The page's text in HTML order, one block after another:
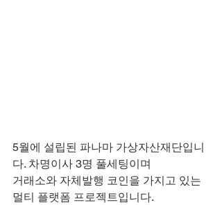
5월에 설립된 파나마 가상자산재단입니
다. 차명이사 3명 풀세팅이며
거래소와 자체발행 코인을 가지고 있는
멀티 플랫폼 프로젝트입니다.